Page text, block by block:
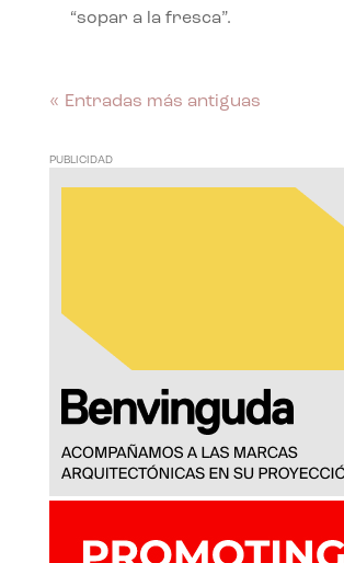
“sopar a la fresca”.
« Entradas más antiguas
PUBLICIDAD